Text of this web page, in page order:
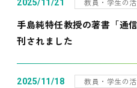
2025/11/21 教員・学生の
手島純特任教授の著書「通
刊されました
2025/11/18 教員・学生の